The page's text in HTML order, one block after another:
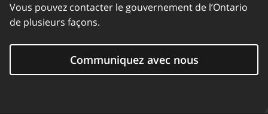
Vous pouvez contacter le gouvernement de l’Ontario
de plusieurs façons.
Communiquez avec nous